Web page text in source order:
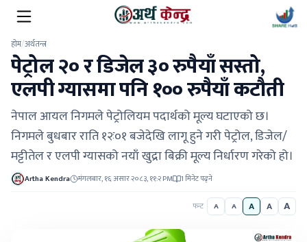
होम/अर्थतन्त्र
पेट्रोल २० र डिजेल ३० रुपैयाँ सस्तो,
एलपी ग्यासमा पनि १०० रुपैयाँ कटौती
नेपाल आयल निगमले पेट्रोलियम पदार्थको मूल्य घटाएको छ।
निगमले बुधबार राति १२ः०१ बजेदेखि लागू हुने गरी पेट्रोल, डिजेल/
मट्टीतेल र एलपी ग्यासको नयाँ खुद्रा बिक्री मूल्य निर्धारण गरेको हो।
Artha Kendra मंगलबार, १६ असार २०८३, ११:२ PM 1 मिनेट पढ्ने
फन्ट A A A A A